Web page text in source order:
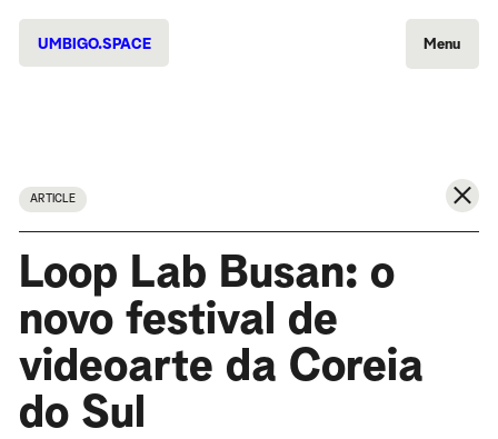
UMBIGO.SPACE Menu
ARTICLE
Loop Lab Busan: o
novo festival de
videoarte da Coreia
do Sul